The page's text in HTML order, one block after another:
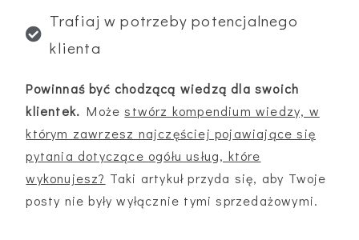
Trafiaj w potrzeby potencjalnego
klienta
Powinnaś być chodzącą wiedzą dla swoich
klientek. Możestwórz kompendium wiedzy, w
którym zawrzesz najczęściej pojawiające się
pytania dotyczące ogółu usług, które
wykonujesz? Taki artykuł przyda się, aby Twoje
posty nie były wyłącznie tymi sprzedażowymi.